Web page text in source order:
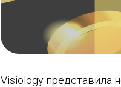
Visiology представила